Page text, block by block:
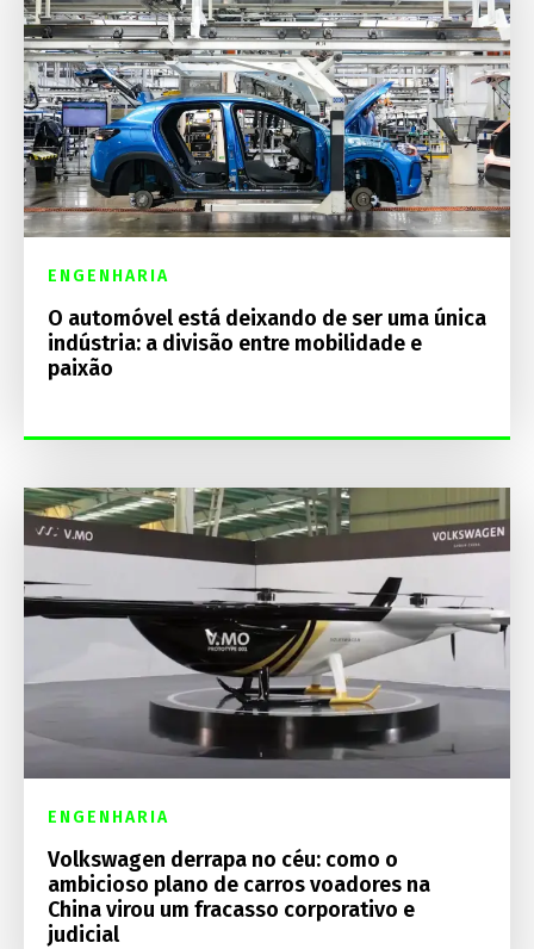
ENGENHARIA
O automóvel está deixando de ser uma única
indústria: a divisão entre mobilidade e
paixão
ENGENHARIA
Volkswagen derrapa no céu: como o
ambicioso plano de carros voadores na
China virou um fracasso corporativo e
judicial